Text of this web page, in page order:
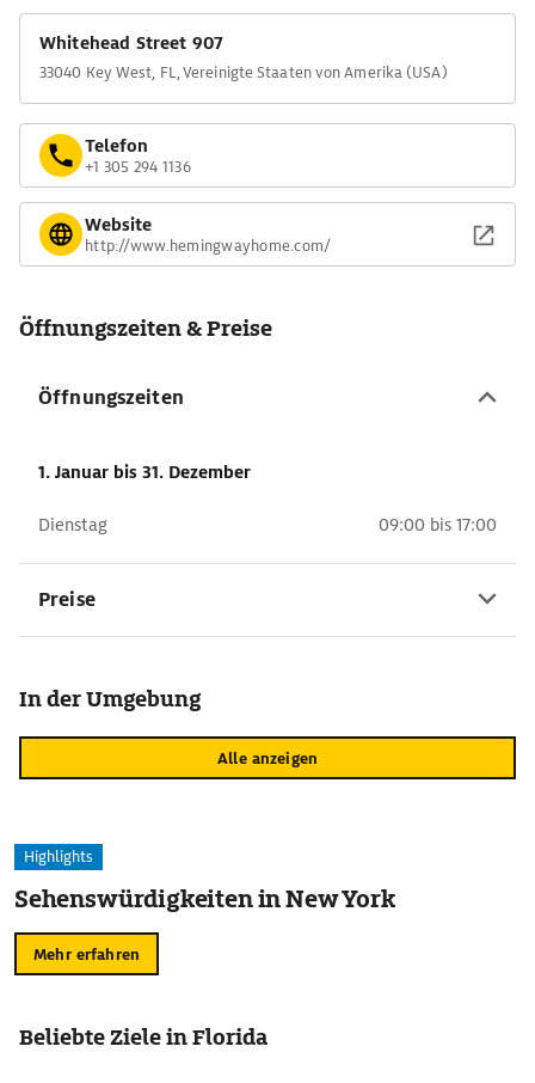
Whitehead Street 907
33040 Key West, FL, Vereinigte Staaten von Amerika (USA)
Telefon
+1 305 294 1136
Website
http://www.hemingwayhome.com/
Öffnungszeiten & Preise
Öffnungszeiten
1. Januar bis 31. Dezember
Dienstag 09:00 bis 17:00
Preise
In der Umgebung
Alle anzeigen
Highlights
Sehenswürdigkeiten in New York
Mehr erfahren
Beliebte Ziele in Florida